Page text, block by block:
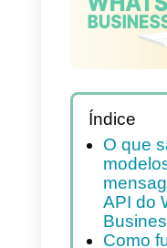
Índice